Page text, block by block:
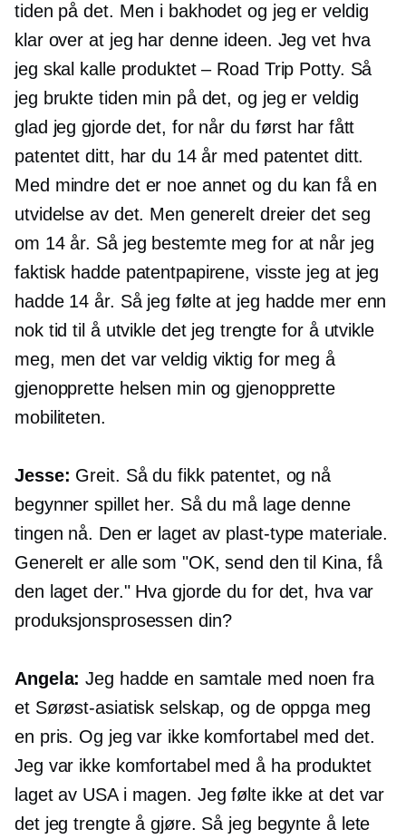
tiden på det. Men i bakhodet og jeg er veldig
klar over at jeg har denne ideen. Jeg vet hva
jeg skal kalle produktet – Road Trip Potty. Så
jeg brukte tiden min på det, og jeg er veldig
glad jeg gjorde det, for når du først har fått
patentet ditt, har du 14 år med patentet ditt.
Med mindre det er noe annet og du kan få en
utvidelse av det. Men generelt dreier det seg
om 14 år. Så jeg bestemte meg for at når jeg
faktisk hadde patentpapirene, visste jeg at jeg
hadde 14 år. Så jeg følte at jeg hadde mer enn
nok tid til å utvikle det jeg trengte for å utvikle
meg, men det var veldig viktig for meg å
gjenopprette helsen min og gjenopprette
mobiliteten.
Jesse: Greit. Så du fikk patentet, og nå
begynner spillet her. Så du må lage denne
tingen nå. Den er laget av plast-type materiale.
Generelt er alle som "OK, send den til Kina, få
den laget der." Hva gjorde du for det, hva var
produksjonsprosessen din?
Angela: Jeg hadde en samtale med noen fra
et Sørøst-asiatisk selskap, og de oppga meg
en pris. Og jeg var ikke komfortabel med det.
Jeg var ikke komfortabel med å ha produktet
laget av USA i magen. Jeg følte ikke at det var
det jeg trengte å gjøre. Så jeg begynte å lete